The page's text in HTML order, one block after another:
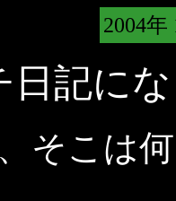
2004年
日記に
そこは